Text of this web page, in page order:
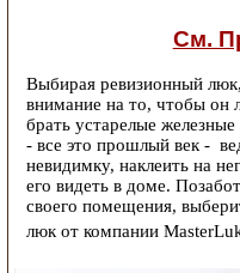
См.
Выбирая ревизионный
внимание на то, чтобы он
брать устарелые
- все это прошлый век -
невидимку, наклеить на
его видеть в доме.
своего помещения,
люк от компании